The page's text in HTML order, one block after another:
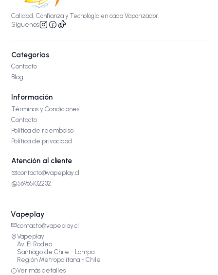
Calidad, Confianza y Tecnología en cada Vaporizador.
Síguenos
Categorías
Contacto
Blog
Información
Términos y Condiciones
Contacto
Política de reembolso
Política de privacidad
Atención al cliente
contacto@vapeplay.cl
56965102232
Vapeplay
contacto@vapeplay.cl
Vapeplay
Av. El Rodeo
Santiago de Chile - Lampa
Región Metropolitana - Chile
Ver más detalles